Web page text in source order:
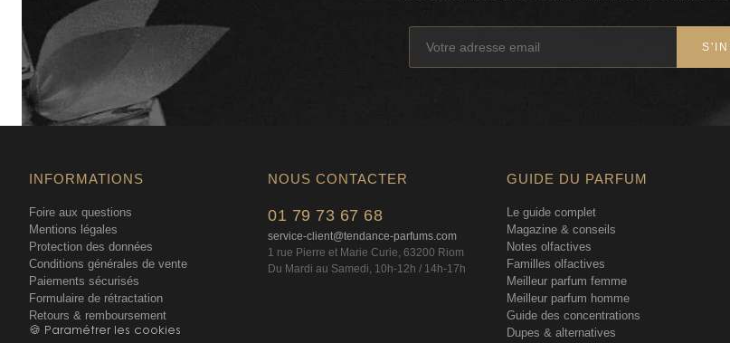
INFORMATIONS
Foire aux questions
Mentions légales
Protection des données
Conditions générales de vente
Paiements sécurisés
Formulaire de rétractation
Retours & remboursement
🍪 Paramétrer les cookies
NOUS CONTACTER
01 79 73 67 68
service-client@tendance-parfums.com
1 rue Pierre et Marie Curie, 63200 Riom
Du Mardi au Samedi, 10h-12h / 14h-17h
GUIDE DU PARFUM
Le guide complet
Magazine & conseils
Notes olfactives
Familles olfactives
Meilleur parfum femme
Meilleur parfum homme
Guide des concentrations
Dupes & alternatives